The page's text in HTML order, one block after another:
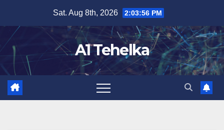
content
Sat. Aug 8th, 2026 2:03:56 PM
A1 Tehelka